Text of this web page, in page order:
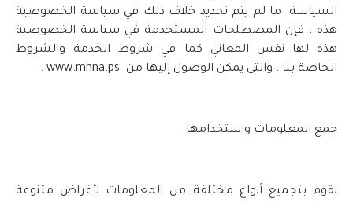
السياسة. ما لم يتم تحديد خلاف ذلك في سياسة الخصوصية
هذه ، فإن المصطلحات المستخدمة في سياسة الخصوصية
هذه لها نفس المعاني كما في شروط الخدمة والشروط
الخاصة بنا ، والتي يمكن الوصول إليها من www.mhna.ps .
جمع المعلومات واستخدامها
نقوم بتجميع أنواع مختلفة من المعلومات لأغراض متنوعة